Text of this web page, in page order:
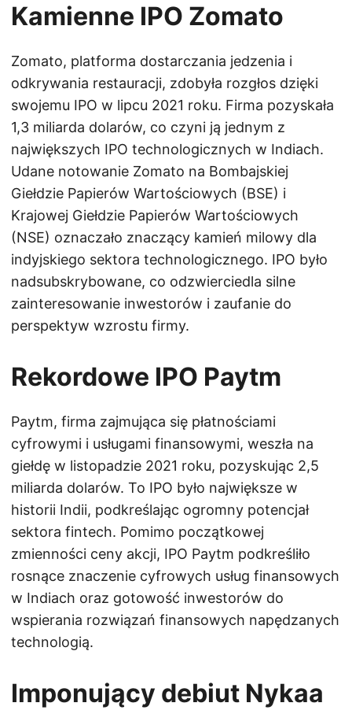
Kamienne IPO Zomato
Zomato, platforma dostarczania jedzenia i
odkrywania restauracji, zdobyła rozgłos dzięki
swojemu IPO w lipcu 2021 roku. Firma pozyskała
1,3 miliarda dolarów, co czyni ją jednym z
największych IPO technologicznych w Indiach.
Udane notowanie Zomato na Bombajskiej
Giełdzie Papierów Wartościowych (BSE) i
Krajowej Giełdzie Papierów Wartościowych
(NSE) oznaczało znaczący kamień milowy dla
indyjskiego sektora technologicznego. IPO było
nadsubskrybowane, co odzwierciedla silne
zainteresowanie inwestorów i zaufanie do
perspektyw wzrostu firmy.
Rekordowe IPO Paytm
Paytm, firma zajmująca się płatnościami
cyfrowymi i usługami finansowymi, weszła na
giełdę w listopadzie 2021 roku, pozyskując 2,5
miliarda dolarów. To IPO było największe w
historii Indii, podkreślając ogromny potencjał
sektora fintech. Pomimo początkowej
zmienności ceny akcji, IPO Paytm podkreśliło
rosnące znaczenie cyfrowych usług finansowych
w Indiach oraz gotowość inwestorów do
wspierania rozwiązań finansowych napędzanych
technologią.
Imponujący debiut Nykaa